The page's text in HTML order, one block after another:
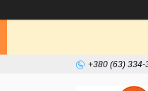
+380 (63) 334-